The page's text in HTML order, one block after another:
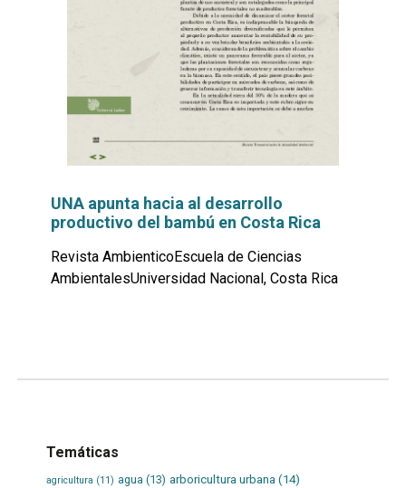
UNA apunta hacia al desarrollo
productivo del bambú en Costa Rica
Revista AmbienticoEscuela de Ciencias
AmbientalesUniversidad Nacional, Costa Rica
Temáticas
agricultura (11) agua (13) arboricultura urbana(14)